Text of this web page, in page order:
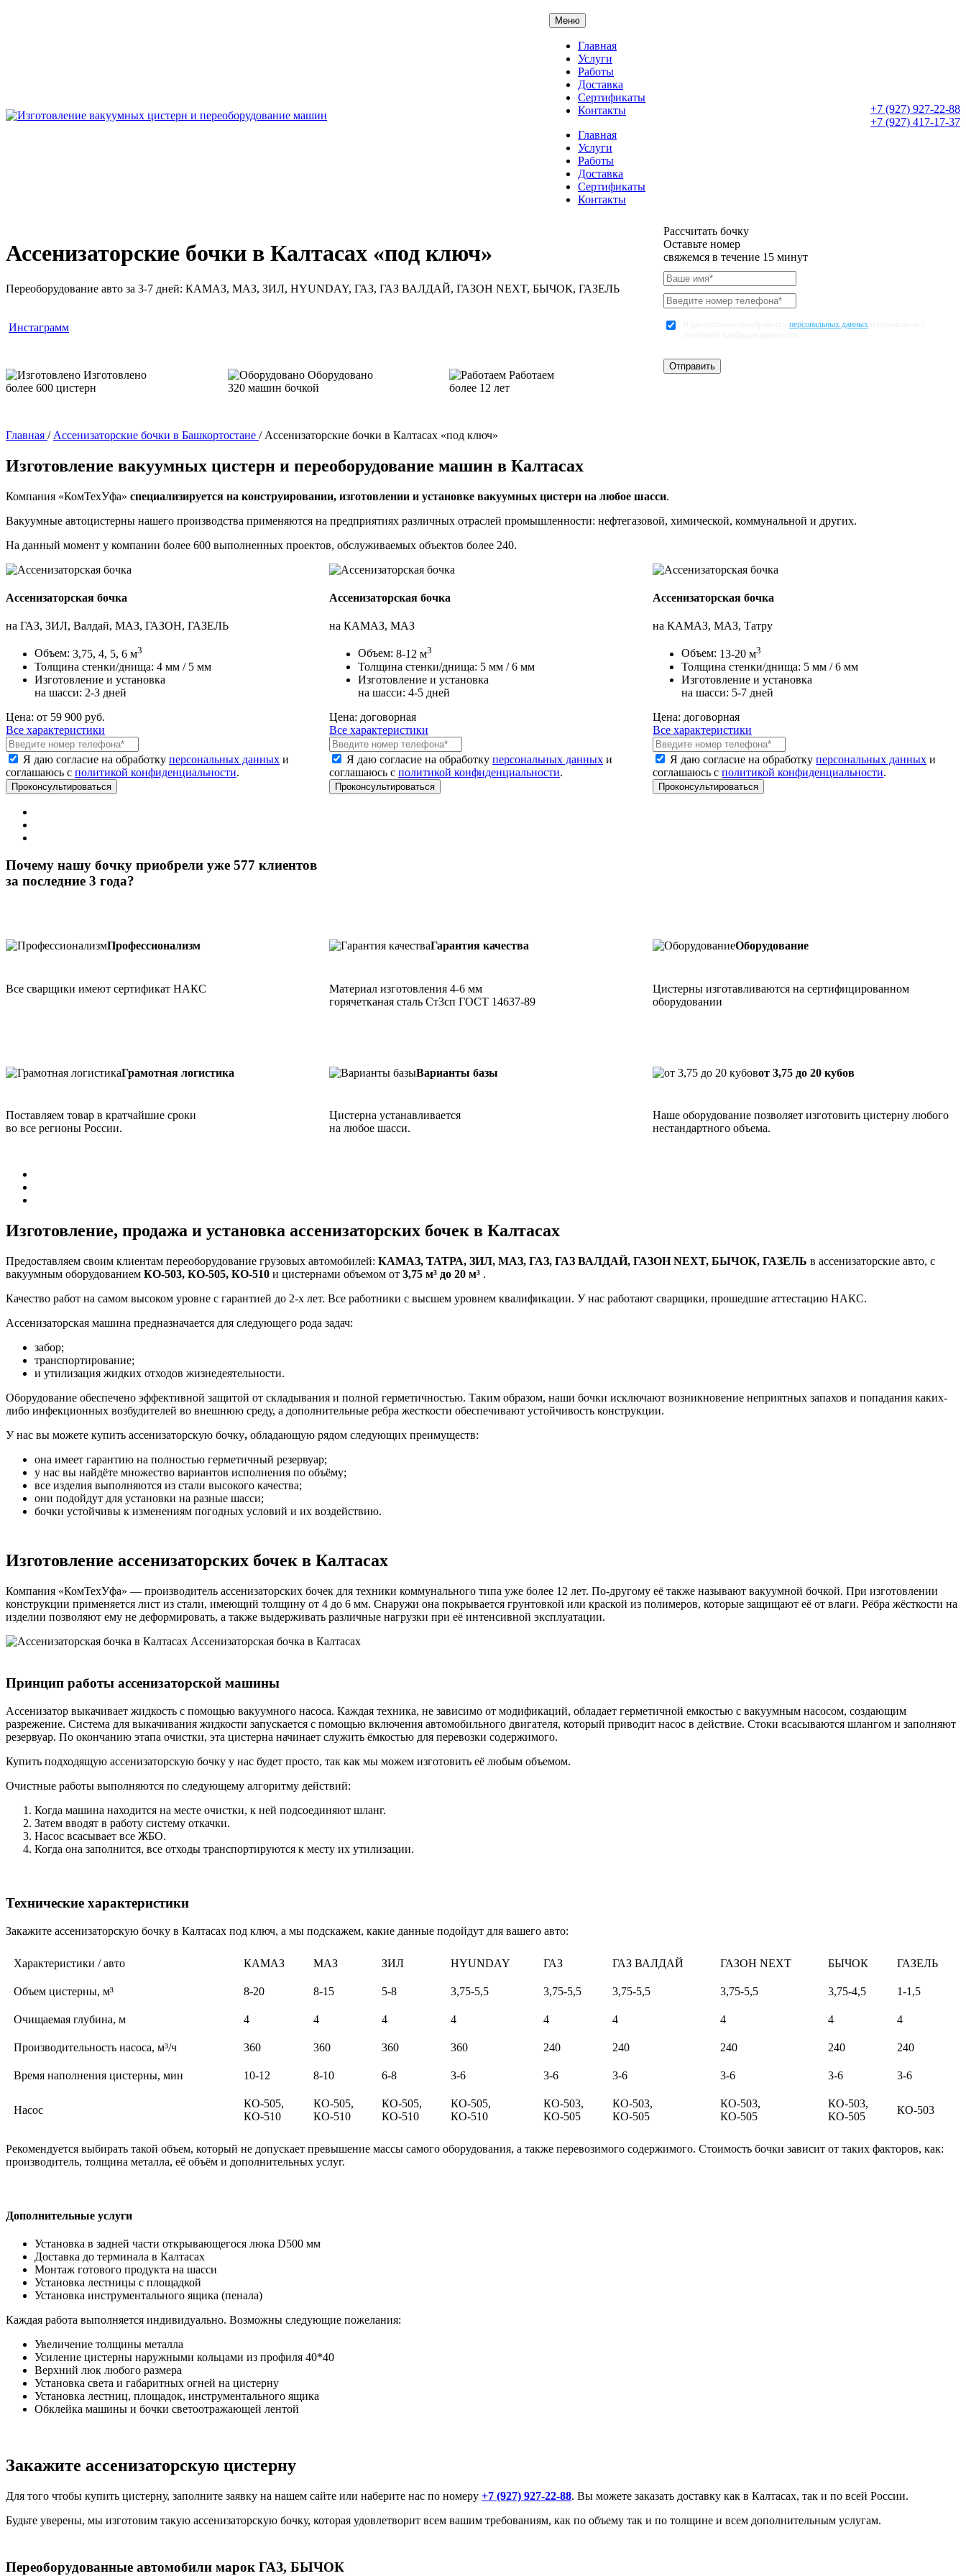
Меню
Главная
Услуги
Работы
Доставка
Сертификаты
Контакты
Главная
Услуги
Работы
Доставка
Сертификаты
Контакты
+7 (927) 927-22-88
+7 (927) 417-17-37
Ассенизаторские бочки в Калтасах «под ключ»
Переоборудование авто за 3-7 дней: КАМАЗ, МАЗ, ЗИЛ, HYUNDAY, ГАЗ, ГАЗ ВАЛДАЙ, ГАЗОН NEXT, БЫЧОК, ГАЗЕЛЬ
Инстаграмм
Изготовлено
более 600 цистерн
Оборудовано
320 машин бочкой
Работаем
более 12 лет
Рассчитать бочку
Оставьте номер
свяжемся в течение 15 минут
Я даю согласие на обработкуперсональных данных
Главная / Ассенизаторские бочки в Башкортостане / Ассенизаторские бочки в Калтасах «под ключ»
Изготовление вакуумных цистерн и переоборудование машин в Калтасах
Компания «КомТехУфа» специализируется на конструировании, изготовлении и установке вакуумных цистерн на любое шасси.
Вакуумные автоцистерны нашего производства применяются на предприятиях различных отраслей промышленности: нефтегазовой, химической, коммунальной и других.
На данный момент у компании более 600 выполненных проектов, обслуживаемых объектов более 240.
Ассенизаторская бочка
на ГАЗ, ЗИЛ, Валдай, МАЗ, ГАЗОН, ГАЗЕЛЬ
Объем: 3,75, 4, 5, 6 м3
Толщина стенки/днища: 4 мм / 5 мм
Изготовление и установка
на шасси: 2-3 дней
Цена: от 59 900 руб.
Все характеристики
Я даю согласие на обработку персональных данных и
соглашаюсь с политикой конфиденциальности.
Ассенизаторская бочка
на КАМАЗ, МАЗ
Объем:8-12 м3
Толщина стенки/днища: 5 мм / 6 мм
Изготовление и установка
на шасси:4-5 дней
Цена: договорная
Все характеристики
Я даю согласие на обработкуперсональных данных и
соглашаюсь сполитикой конфиденциальности.
Ассенизаторская бочка
на КАМАЗ, МАЗ, Татру
Объем: 13-20 м3
Толщина стенки/днища: 5 мм / 6 мм
Изготовление и установка
на шасси: 5-7 дней
Цена: договорная
Все характеристики
Я даю согласие на обработкуперсональных данных и
соглашаюсь сполитикой конфиденциальности.
Почему нашу бочку приобрели уже 577 клиентов
за последние 3 года?
Профессионализм
Все сварщики имеют сертификат НАКС
Гарантия качества
Материал изготовления 4-6 мм
горячетканая сталь Ст3сп ГОСТ 14637-89
Оборудование
Цистерны изготавливаются на сертифицированном
оборудовании
Грамотная логистика
Поставляем товар в кратчайшие сроки
во все регионы России.
Варианты базы
Цистерна устанавливается
на любое шасси.
от 3,75 до 20 кубов
Наше оборудование позволяет изготовить цистерну любого
нестандартного объема.
Изготовление, продажа и установка ассенизаторских бочек в Калтасах
Предоставляем своим клиентам переоборудование грузовых автомобилей: КАМАЗ, ТАТРА, ЗИЛ, МАЗ, ГАЗ, ГАЗ ВАЛДАЙ, ГАЗОН NEXT, БЫЧОК, ГАЗЕЛЬ в ассенизаторские авто, с
вакуумным оборудованием КО-503, КО-505, КО-510 и цистернами объемом от 3,75 м³ до 20 м³ .
Качество работ на самом высоком уровне с гарантией до 2-х лет. Все работники с высшем уровнем квалификации. У нас работают сварщики, прошедшие аттестацию НАКС.
Ассенизаторская машина предназначается для следующего рода задач:
забор;
транспортирование;
и утилизация жидких отходов жизнедеятельности.
Оборудование обеспечено эффективной защитой от складывания и полной герметичностью. Таким образом, наши бочки исключают возникновение неприятных запахов и попадания каких-
либо инфекционных возбудителей во внешнюю среду, а дополнительные ребра жесткости обеспечивают устойчивость конструкции.
У нас вы можете купить ассенизаторскую бочку, обладающую рядом следующих преимуществ:
она имеет гарантию на полностью герметичный резервуар;
у нас вы найдёте множество вариантов исполнения по объёму;
все изделия выполняются из стали высокого качества;
они подойдут для установки на разные шасси;
бочки устойчивы к изменениям погодных условий и их воздействию.
Изготовление ассенизаторских бочек в Калтасах
Компания «КомТехУфа» — производитель ассенизаторских бочек для техники коммунального типа уже более 12 лет. По-другому её также называют вакуумной бочкой. При изготовлении
конструкции применяется лист из стали, имеющий толщину от 4 до 6 мм. Снаружи она покрывается грунтовкой или краской из полимеров, которые защищают её от влаги. Рёбра жёсткости на
изделии позволяют ему не деформировать, а также выдерживать различные нагрузки при её интенсивной эксплуатации.
Ассенизаторская бочка в Калтасах
Принцип работы ассенизаторской машины
Ассенизатор выкачивает жидкость с помощью вакуумного насоса. Каждая техника, не зависимо от модификаций, обладает герметичной емкостью с вакуумным насосом, создающим
разрежение. Система для выкачивания жидкости запускается с помощью включения автомобильного двигателя, который приводит насос в действие. Стоки всасываются шлангом и заполняют
резервуар. По окончанию этапа очистки, эта цистерна начинает служить ёмкостью для перевозки содержимого.
Купить подходящую ассенизаторскую бочку у нас будет просто, так как мы можем изготовить её любым объемом.
Очистные работы выполняются по следующему алгоритму действий:
Когда машина находится на месте очистки, к ней подсоединяют шланг.
Затем вводят в работу систему откачки.
Насос всасывает все ЖБО.
Когда она заполнится, все отходы транспортируются к месту их утилизации.
Технические характеристики
Закажите ассенизаторскую бочку в Калтасах под ключ, а мы подскажем, какие данные подойдут для вашего авто:
Характеристики / авто КАМАЗ МАЗ ЗИЛ HYUNDAY ГАЗ ГАЗ ВАЛДАЙ ГАЗОН NEXT БЫЧОК ГАЗЕЛЬ
Объем цистерны, м³ 8-20 8-15 5-8 3,75-5,5 3,75-5,5 3,75-5,5 3,75-5,5 3,75-4,5 1-1,5
Очищаемая глубина, м 4 4 4 4 4 4 4 4 4
Производительность насоса, м³/ч 360 360 360 360 240 240 240 240 240
Время наполнения цистерны, мин 10-12 8-10 6-8 3-6 3-6 3-6 3-6 3-6 3-6
Насос
КО-505,
КО-510
КО-505,
КО-510
КО-505,
КО-510
КО-505,
КО-510
КО-503,
КО-505
КО-503,
КО-505
КО-503,
КО-505
КО-503,
КО-505
КО-503
Рекомендуется выбирать такой объем, который не допускает превышение массы самого оборудования, а также перевозимого содержимого. Стоимость бочки зависит от таких факторов, как:
производитель, толщина металла, её объём и дополнительных услуг.
Дополнительные услуги
Установка в задней части открывающегося люка D500 мм
Доставка до терминала в Калтасах
Монтаж готового продукта на шасси
Установка лестницы с площадкой
Установка инструментального ящика (пенала)
Каждая работа выполняется индивидуально. Возможны следующие пожелания:
Увеличение толщины металла
Усиление цистерны наружными кольцами из профиля 40*40
Верхний люк любого размера
Установка света и габаритных огней на цистерну
Установка лестниц, площадок, инструментального ящика
Обклейка машины и бочки светоотражающей лентой
Закажите ассенизаторскую цистерну
Для того чтобы купить цистерну, заполните заявку на нашем сайте или наберите нас по номеру +7 (927) 927-22-88. Вы можете заказать доставку как в Калтасах, так и по всей России.
Будьте уверены, мы изготовим такую ассенизаторскую бочку, которая удовлетворит всем вашим требованиям, как по объему так и по толщине и всем дополнительным услугам.
Переоборудованные автомобили марок ГАЗ, БЫЧОК